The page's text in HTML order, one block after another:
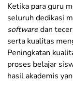
Ketika para guru
seluruh dedikasi
softwaredan
serta kualitas
Peningkatan
proses belajar
hasil akademis